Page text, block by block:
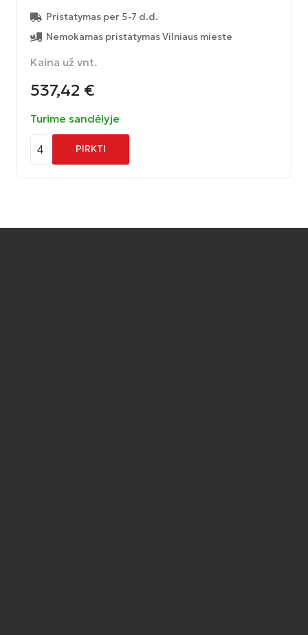
Pristatymas per 5-7 d.d.
Nemokamas pristatymas Vilniaus mieste
Kaina už vnt.
537,42 €
Turime sandėlyje
4 PIRKTI